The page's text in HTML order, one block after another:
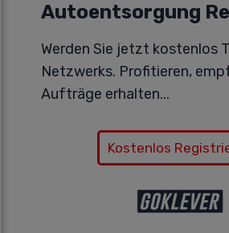
Autoentsorgung
Werden Sie jetzt kostenlos
Netzwerks. Profitieren,
Aufträge erhalten...
Kostenlos